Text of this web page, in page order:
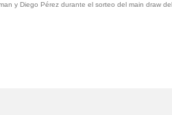
y Diego Pérez durante el sorteo del main draw